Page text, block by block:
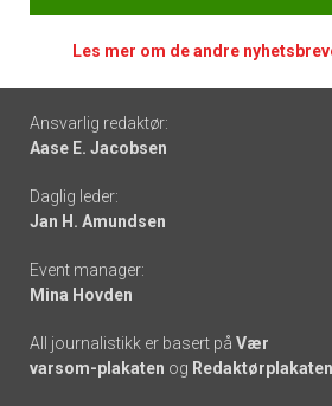
Les mer om de andre
Footer
-
links
Ansvarlig redaktør:
Aase E. Jacobsen
Daglig leder:
Jan H. Amundsen
Event manager:
Mina Hovden
All journalistikk er basert på Vær
varsom-plakaten og Redaktørplakaten